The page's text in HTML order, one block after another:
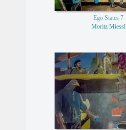
Ego States 7
Moritz Miessl